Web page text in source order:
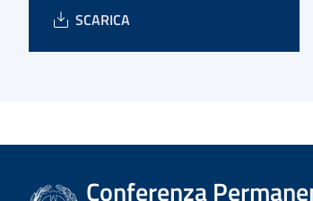
SCARICA
Conferenza